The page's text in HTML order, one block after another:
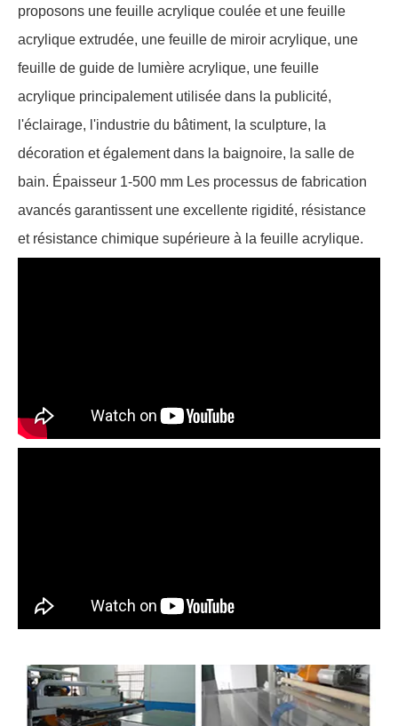
proposons une feuille acrylique coulée et une feuille
acrylique extrudée, une feuille de miroir acrylique, une
feuille de guide de lumière acrylique, une feuille
acrylique principalement utilisée dans la publicité,
l'éclairage, l'industrie du bâtiment, la sculpture, la
décoration et également dans la baignoire, la salle de
bain. Épaisseur 1-500 mm Les processus de fabrication
avancés garantissent une excellente rigidité, résistance
et résistance chimique supérieure à la feuille acrylique.